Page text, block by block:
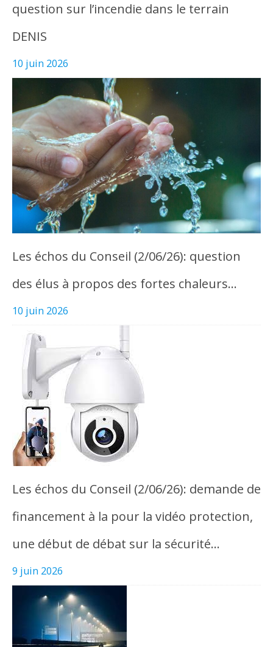
question sur l’incendie dans le terrain
DENIS
10 juin 2026
Les échos du Conseil (2/06/26): question
des élus à propos des fortes chaleurs…
10 juin 2026
Les échos du Conseil (2/06/26): demande de
financement à la pour la vidéo protection,
une début de débat sur la sécurité…
9 juin 2026